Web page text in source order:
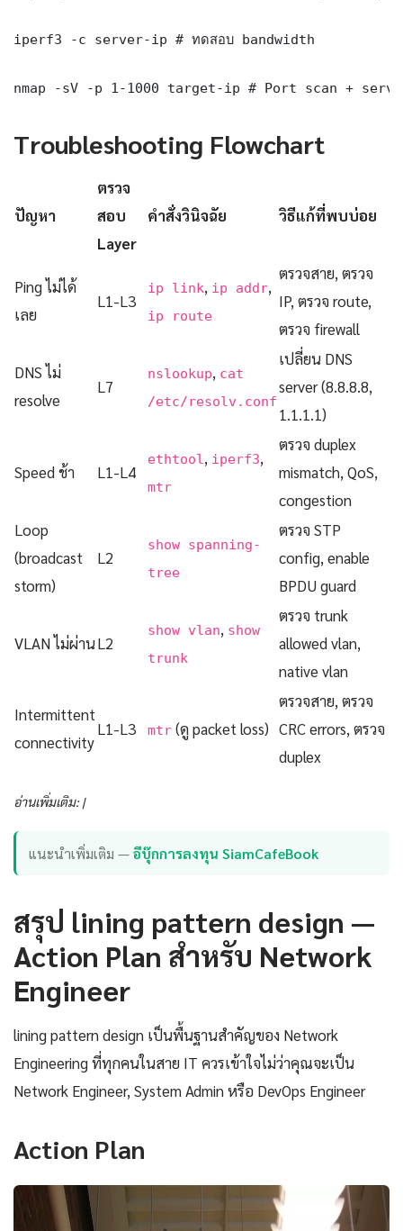
iperf3 -c server-ip # ทดสอบ bandwidth
nmap -sV -p 1-1000 target-ip # Port scan +
Troubleshooting Flowchart
ปัญหา
ตรวจ
สอบ
Layer
คำสั่งวินิจฉัย วิธีแก้ที่พบบ่อย
Ping ไม่ได้
เลย
L1-L3
ip link, ip addr,
ip route
ตรวจสาย, ตรวจ
IP, ตรวจ route,
ตรวจ firewall
DNS ไม่
resolve
L7
nslookup, cat
/etc/resolv.conf
เปลี่ยน DNS
server (8.8.8.8,
1.1.1.1)
Speed ช้า L1-L4
ethtool , iperf3,
mtr
ตรวจ duplex
mismatch, QoS,
congestion
Loop
(broadcast
storm)
L2
show spanning-
tree
ตรวจ STP
config, enable
BPDU guard
VLAN ไม่ผ่านL2
show vlan, show
trunk
ตรวจ trunk
allowed vlan,
native vlan
Intermittent
connectivity
L1-L3 mtr (ดู packet loss)
ตรวจสาย, ตรวจ
CRC errors, ตรวจ
duplex
อ่านเพิ่มเติม: |
แนะนำเพิ่มเติม —อีบุ๊กการลงทุน SiamCafeBook
สรุป lining pattern design —
Action Plan สำหรับ Network
Engineer
lining pattern design เป็นพื้นฐานสำคัญของ Network
Engineering ที่ทุกคนในสาย IT ควรเข้าใจไม่ว่าคุณจะเป็น
Network Engineer, System Admin หรือ DevOps Engineer
Action Plan